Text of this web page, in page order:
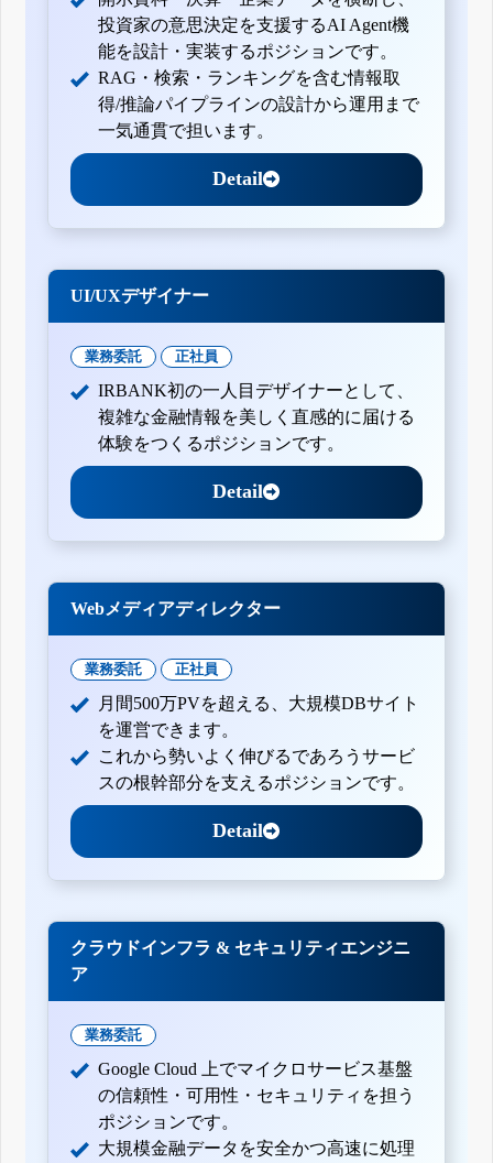
投資家の意思決定を支援するAI Agent機
能を設計・実装するポジションです。
RAG・検索・ランキングを含む情報取
得/推論パイプラインの設計から運用まで
一気通貫で担います。
Detail
UI/UXデザイナー
業務委託 正社員
IRBANK初の一人目デザイナーとして、
複雑な金融情報を美しく直感的に届ける
体験をつくるポジションです。
Detail
Webメディアディレクター
業務委託 正社員
月間500万PVを超える、大規模DBサイト
を運営できます。
これから勢いよく伸びるであろうサービ
スの根幹部分を支えるポジションです。
Detail
クラウドインフラ & セキュリティエンジニ
ア
業務委託
Google Cloud 上でマイクロサービス基盤
の信頼性・可用性・セキュリティを担う
ポジションです。
大規模金融データを安全かつ高速に処理